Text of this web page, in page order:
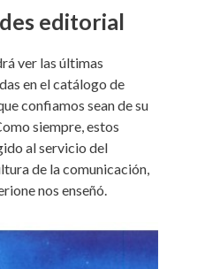
editorial
ver las últimas
en el catálogo de
confiamos sean de su
siempre, estos
al servicio del
de la comunicación,
nos enseñó.